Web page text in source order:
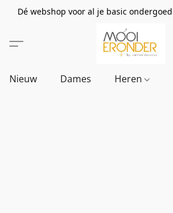
Dé webshop voor al je basic
Nieuw Dames Heren